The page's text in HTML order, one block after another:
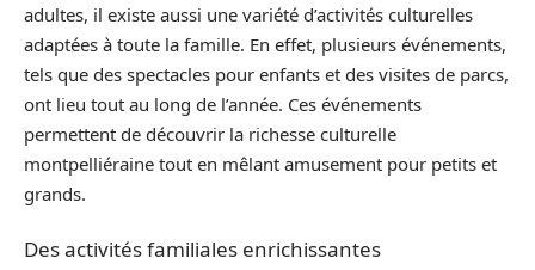
adultes, il existe aussi une variété d’activités culturelles
adaptées à toute la famille. En effet, plusieurs événements,
tels que des spectacles pour enfants et des visites de parcs,
ont lieu tout au long de l’année. Ces événements
permettent de découvrir la richesse culturelle
montpelliéraine tout en mêlant amusement pour petits et
grands.
Des activités familiales enrichissantes